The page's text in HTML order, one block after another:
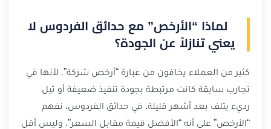
لماذا “الأرخص” مع حدائق الفردوس لا
يعني تنازلاً عن الجودة؟
كثير من العملاء يخافون من عبارة “أرخص شركة”، لأنها في
تجارب سابقة كانت مرتبطة بجودة تنفيذ ضعيفة أو ثيل
رديء يتلف بعد أشهر قليلة. في حدائق الفردوس، نفهم
“الأرخص” على أنه “الأفضل قيمة مقابل السعر”، وليس أقل